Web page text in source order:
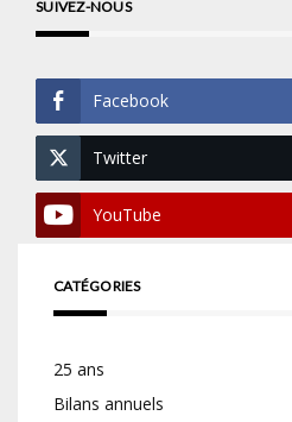
SUIVEZ-NOUS
Facebook
Twitter
YouTube
CATÉGORIES
25 ans
Bilans annuels